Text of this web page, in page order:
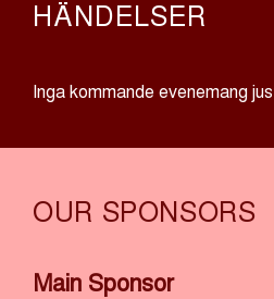
HÄNDELSER
Inga kommande evenemang
OUR SPONSORS
Main Sponsor